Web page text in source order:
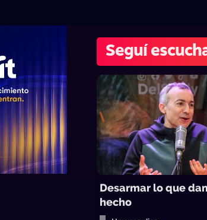
Seguí
Desarmar lo que
hecho